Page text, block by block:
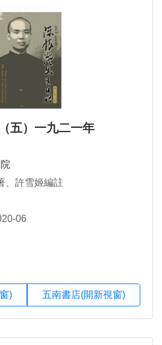
五）一九二一年
、許雪姬編註
06
) 五南書店(開新視窗)